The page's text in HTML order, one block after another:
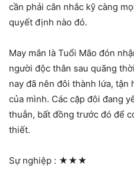
cần phải cân nhắc kỹ càng
quyết định nào đó.
May mắn là Tuổi Mão đón
người độc thân sau quãng
nay đã nên đôi thành lứa,
của mình. Các cặp đôi đang
thuẫn, bất đồng trước đó để
thiết.
Sự nghiệp : ★★★